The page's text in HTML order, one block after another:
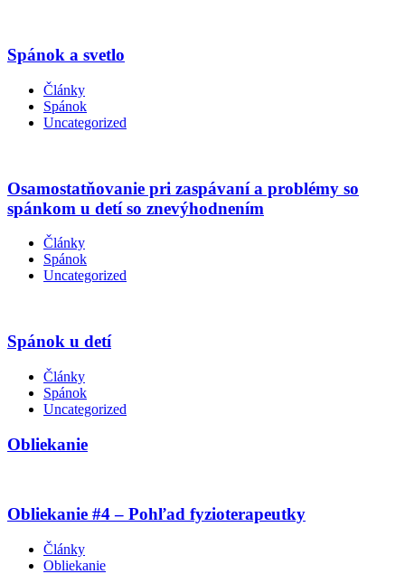
Spánok a svetlo
Články
Spánok
Uncategorized
Osamostatňovanie pri zaspávaní a problémy so
spánkom u detí so znevýhodnením
Články
Spánok
Uncategorized
Spánok u detí
Články
Spánok
Uncategorized
Obliekanie
Obliekanie #4 – Pohľad fyzioterapeutky
Články
Obliekanie